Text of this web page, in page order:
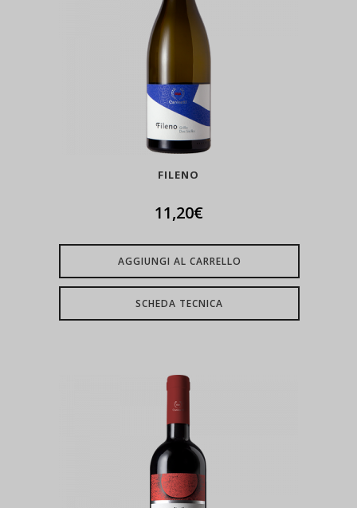
FILENO
11,20€
AGGIUNGI AL CARRELLO
SCHEDA TECNICA